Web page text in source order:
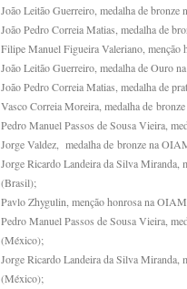
João Leitão Guerreiro, medalha de
João Pedro Correia Matias, medalha de
Filipe Manuel Figueira Valeriano,
João Leitão Guerreiro, medalha de Ouro
João Pedro Correia Matias, medalha de
Vasco Correia Moreira, medalha de
Pedro Manuel Passos de Sousa Vieira,
Jorge Valdez, medalha de bronze na
Jorge Ricardo Landeira da Silva Miranda,
(Brasil);
Pavlo Zhygulin, menção honrosa na
Pedro Manuel Passos de Sousa Vieira,
(México);
Jorge Ricardo Landeira da Silva Miranda,
(México);